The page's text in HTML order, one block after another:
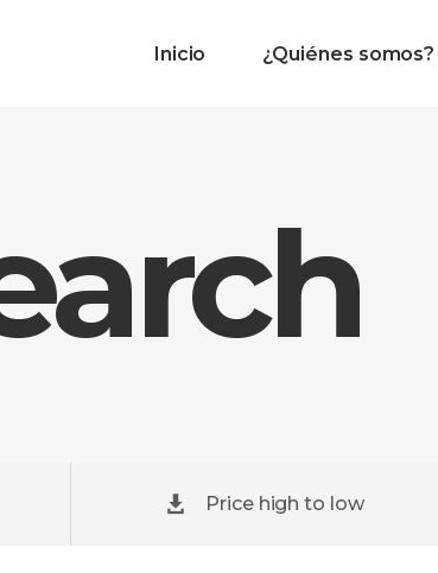
Inicio ¿Quiénes somos?
Price high to low